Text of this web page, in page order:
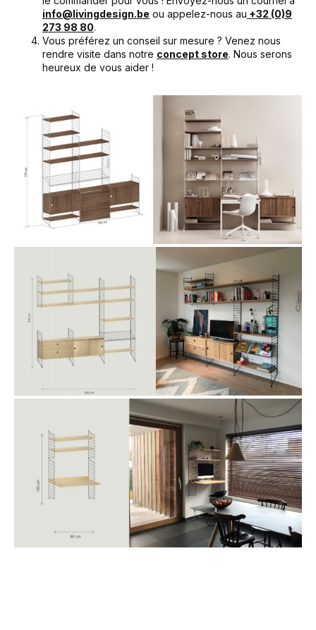
info@livingdesign.be ou appelez-nous au +32 (0)9
273 98 80.
Vous préférez un conseil sur mesure ? Venez nous
rendre visite dans notre concept store. Nous serons
heureux de vous aider !